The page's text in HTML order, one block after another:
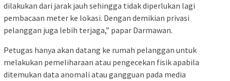
dilakukan dari jarak jauh sehingga tidak diperlukan lagi
pembacaan meter ke lokasi. Dengan demikian privasi
pelanggan juga lebih terjaga,” papar Darmawan.
Petugas hanya akan datang ke rumah pelanggan untuk
melakukan pemeliharaan atau pengecekan fisik apabila
ditemukan data anomali atau gangguan pada media